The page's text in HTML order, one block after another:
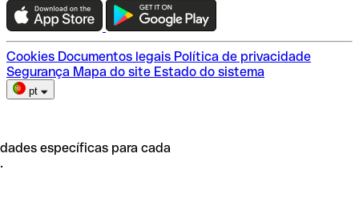
Escolha do plano
Cookies Documentos legais Política de privacidade
Segurança Mapa do site Estado do sistema
pt
específicas para cada